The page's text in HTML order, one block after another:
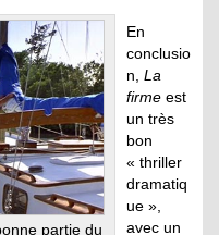
partie du
En
conclusio
n, La
firme est
un très
bon
« thriller
dramatiq
ue »,
avec un